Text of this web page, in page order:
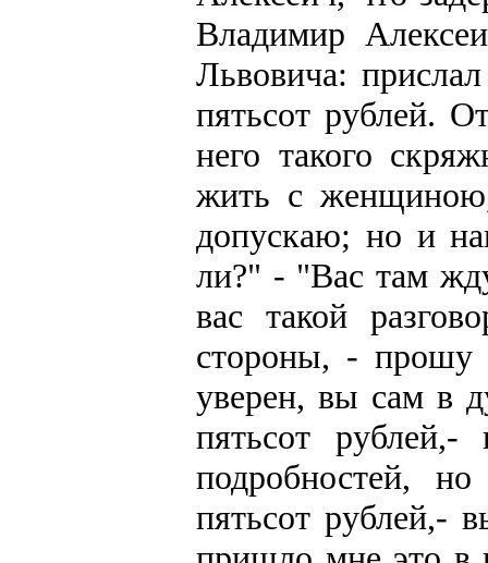
Владимир
Львовича:
пятьсот рублей.
него такого
жить с
допускаю; но и
ли?" - "Вас там
вас такой
стороны, - прошу
уверен, вы сам в
пятьсот
подробностей,
пятьсот рублей,-